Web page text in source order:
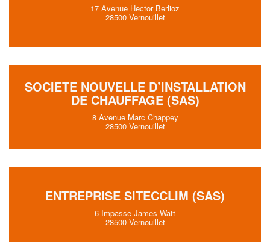
17 Avenue Hector Berlioz
28500 Vernouillet
SOCIETE NOUVELLE D’INSTALLATION
DE CHAUFFAGE (SAS)
8 Avenue Marc Chappey
28500 Vernouillet
ENTREPRISE SITECCLIM (SAS)
6 Impasse James Watt
28500 Vernouillet